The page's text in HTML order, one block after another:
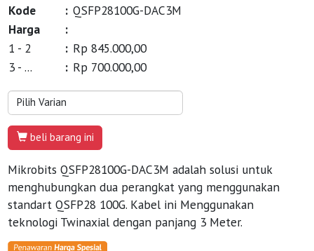
Kode
: QSFP28100G-DAC3M
Harga
:
1 - 2
: Rp 845.000,00
3 - ...
: Rp 700.000,00
beli barang ini
Mikrobits QSFP28100G-DAC3M adalah solusi untuk
menghubungkan dua perangkat yang menggunakan
standart QSFP28 100G. Kabel ini Menggunakan
teknologi Twinaxial dengan panjang 3 Meter.